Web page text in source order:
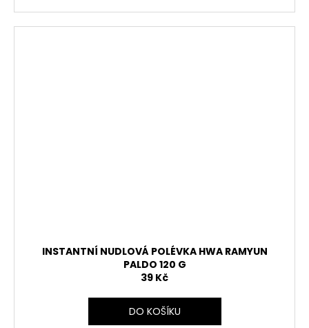
INSTANTNÍ NUDLOVÁ POLÉVKA HWA RAMYUN
PALDO 120 G
39 Kč
DO KOŠÍKU